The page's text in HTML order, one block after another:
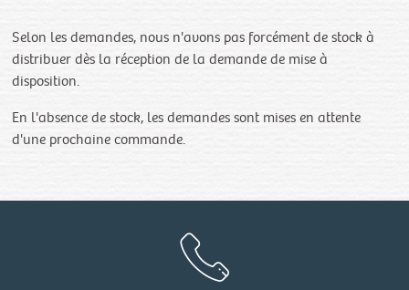
Selon les demandes, nous n'avons pas forcément de stock à
distribuer dès la réception de la demande de mise à
disposition.
En l'absence de stock, les demandes sont mises en attente
d'une prochaine commande.